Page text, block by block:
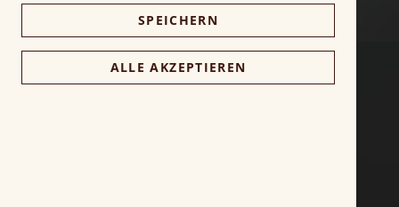
d
r
i
SPEICHERN
ALLE AKZEPTIEREN